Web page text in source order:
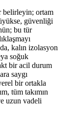
belirleyin; ortam
güvenliği
bu tür
kalın izolasyon
soğuk
bir acil durum
saygı
bir ortakla
tüm takımın
uzun vadeli